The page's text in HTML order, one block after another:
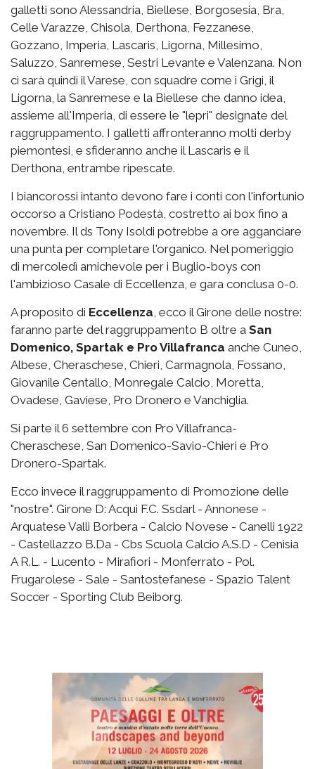
galletti sono Alessandria, Biellese, Borgosesia, Bra,
Celle Varazze, Chisola, Derthona, Fezzanese,
Gozzano, Imperia, Lascaris, Ligorna, Millesimo,
Saluzzo, Sanremese, Sestri Levante e Valenzana. Non
ci sarà quindi il Varese, con squadre come i Grigi, il
Ligorna, la Sanremese e la Biellese che danno idea,
assieme all'Imperia, di essere le "lepri" designate del
raggruppamento. I galletti affronteranno molti derby
piemontesi, e sfideranno anche il Lascaris e il
Derthona, entrambe ripescate.
I biancorossi intanto devono fare i conti con l'infortunio
occorso a Cristiano Podestà, costretto ai box fino a
novembre. Il ds Tony Isoldi potrebbe a ore agganciare
una punta per completare l'organico. Nel pomeriggio
di mercoledì amichevole per i Buglio-boys con
l'ambizioso Casale di Eccellenza, e gara conclusa 0-0.
A proposito di Eccellenza , ecco il Girone delle nostre:
faranno parte del raggruppamento B oltre a San
Domenico, Spartak e Pro Villafranca anche Cuneo,
Albese, Cheraschese, Chieri, Carmagnola, Fossano,
Giovanile Centallo, Monregale Calcio, Moretta,
Ovadese, Gaviese, Pro Dronero e Vanchiglia.
Si parte il 6 settembre con Pro Villafranca-
Cheraschese, San Domenico-Savio-Chieri e Pro
Dronero-Spartak.
Ecco invece il raggruppamento di Promozione delle
"nostre". Girone D: Acqui F.C. Ssdarl - Annonese -
Arquatese Valli Borbera - Calcio Novese - Canelli 1922
- Castellazzo B.Da - Cbs Scuola Calcio A.S.D - Cenisia
A R.L. - Lucento - Mirafiori - Monferrato - Pol.
Frugarolese - Sale - Santostefanese - Spazio Talent
Soccer - Sporting Club Beiborg.